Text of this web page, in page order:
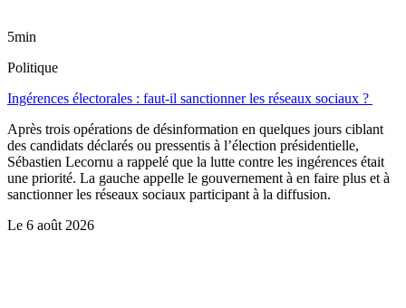
5min
Politique
Ingérences électorales : faut-il sanctionner les réseaux sociaux ?
Après trois opérations de désinformation en quelques jours ciblant
des candidats déclarés ou pressentis à l’élection présidentielle,
Sébastien Lecornu a rappelé que la lutte contre les ingérences était
une priorité. La gauche appelle le gouvernement à en faire plus et à
sanctionner les réseaux sociaux participant à la diffusion.
Le 6 août 2026